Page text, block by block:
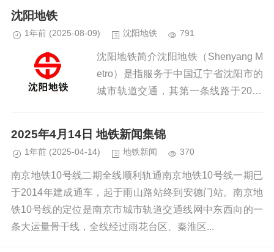
沈阳地铁
1年前 (2025-08-09) 沈阳地铁 791
沈阳地铁简介沈阳地铁（Shenyang M
etro）是指服务于中国辽宁省沈阳市的
城市轨道交通，其第一条线路于2010
截至2025年...
2025年4月14日 地铁新闻集锦
1年前 (2025-04-14) 地铁新闻 370
南京地铁10号线二期全线顺利轨通南京地铁10号线一期已
于2014年建成通车，起于雨山路站终到安德门站。南京地
铁10号线的定位是南京市城市轨道交通线网中东西向的一
条大运量骨干线，全线经过雨花台区、秦淮区...